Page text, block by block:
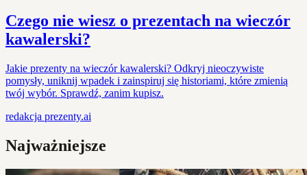
Czego nie wiesz o prezentach na wieczór
kawalerski?
Jakie prezenty na wieczór kawalerski? Odkryj nieoczywiste
pomysły, uniknij wpadek i zainspiruj się historiami, które zmienią
twój wybór. Sprawdź, zanim kupisz.
redakcja prezenty.ai
Najważniejsze